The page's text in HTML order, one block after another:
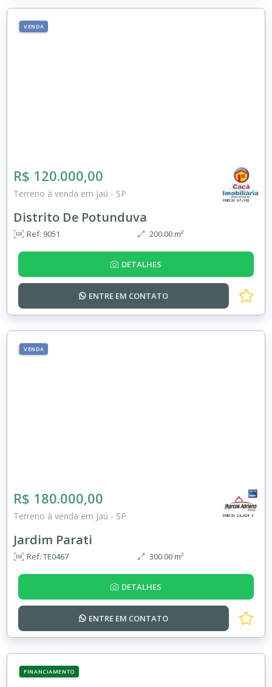
VENDA
R$ 120.000,00
Terreno à venda em Jaú - SP
Distrito De Potunduva
Ref: 9051 200.00 m²
DETALHES
ENTRE EM CONTATO
VENDA
R$ 180.000,00
Terreno à venda em Jaú - SP
Jardim Parati
Ref: TE0467 300.00 m²
DETALHES
ENTRE EM CONTATO
FINANCIAMENTO